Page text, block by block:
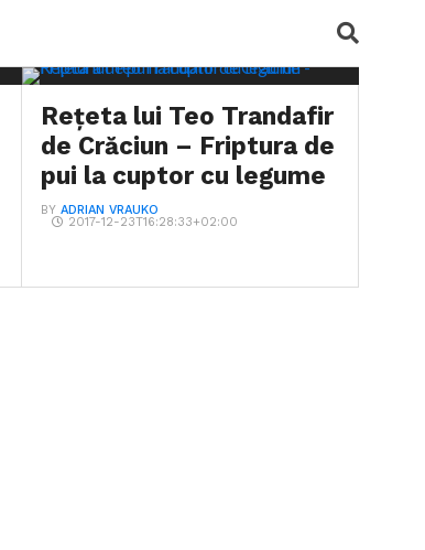
Rețeta lui Teo Trandafir
de Crăciun – Friptura de
pui la cuptor cu legume
BYADRIAN VRAUKO
2017-12-23T16:28:33+02:00